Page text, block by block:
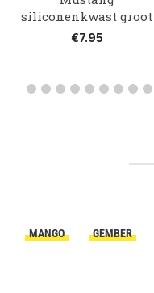
siliconenkwast groot
€7.95
MANGO GEMBER